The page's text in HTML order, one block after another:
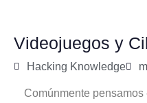
Videojuegos y
Hacking Knowledge
Comúnmente